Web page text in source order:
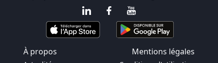
À propos Mentions légales